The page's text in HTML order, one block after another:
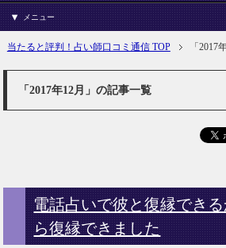
メニュー
当たると評判！占い師口コミ通信 TOP 「2017
「2017年12月」の記事一覧
電話占いで彼と復縁でき
ら復縁できました